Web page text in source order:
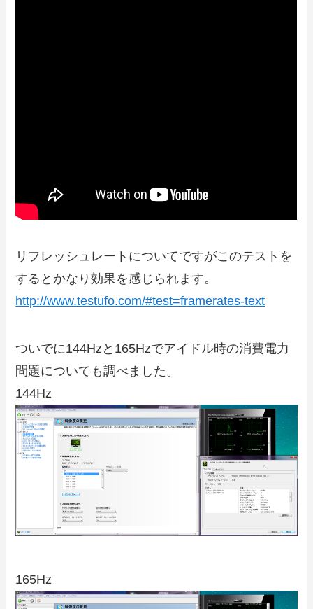
リフレッシュレートについてですがこのテストを
するとかなり効果を感じられます。
http://www.testufo.com/#test=framerates-text
ついでに144Hzと165Hzでアイドル時の消費電力
問題についても調べました。
144Hz
165Hz